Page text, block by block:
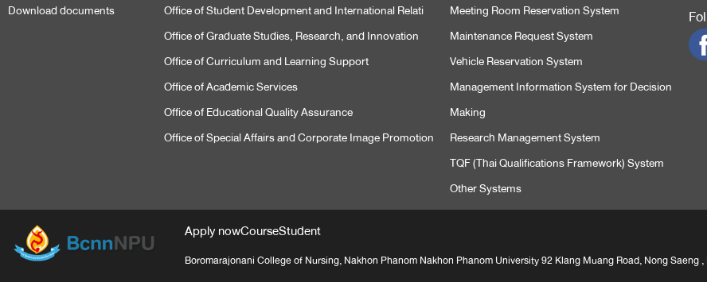
Download documents
Office of Student Development and International Relati
Office of Graduate Studies, Research, and Innovation
Office of Curriculum and Learning Support
Office of Academic Services
Office of Educational Quality Assurance
Office of Special Affairs and Corporate Image Promotion
Meeting Room Reservation System
Maintenance Request System
Vehicle Reservation System
Management Information System for Decision
Making
Research Management System
TQF (Thai Qualifications Framework) System
Other Systems
Apply nowCourseStudent
Boromarajonani College of Nursing, Nakhon Phanom Nakhon Phanom University 92 Klang Muang Road, Nong Saeng